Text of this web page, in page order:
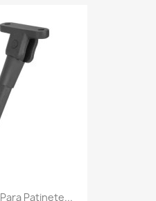
Patinete...